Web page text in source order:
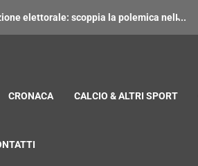
elettorale: scoppia la polemica nell̵...
CRONACA CALCIO & ALTRI SPORT